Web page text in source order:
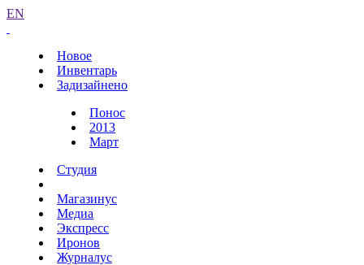
EN
Новое
Инвентарь
Задизайнено
Понос
2013
Март
Студия
Магазинус
Медиа
Экспресс
Иронов
Журналус